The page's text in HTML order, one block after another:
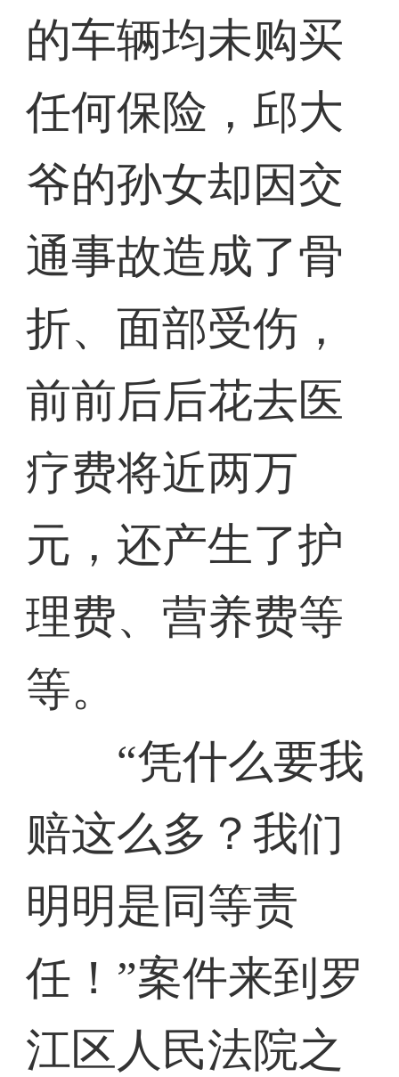
的车辆均未购买
任何保险，邱大
爷的孙女却因交
通事故造成了骨
折、面部受伤，
前前后后花去医
疗费将近两万
元，还产生了护
理费、营养费等
等。
“凭什么要我
赔这么多？我们
明明是同等责
任！”案件来到罗
江区人民法院之